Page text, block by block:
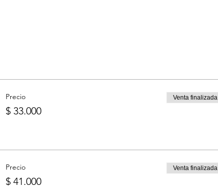
Precio
$ 33.000
Venta finalizada
Precio
$ 41.000
Venta finalizada